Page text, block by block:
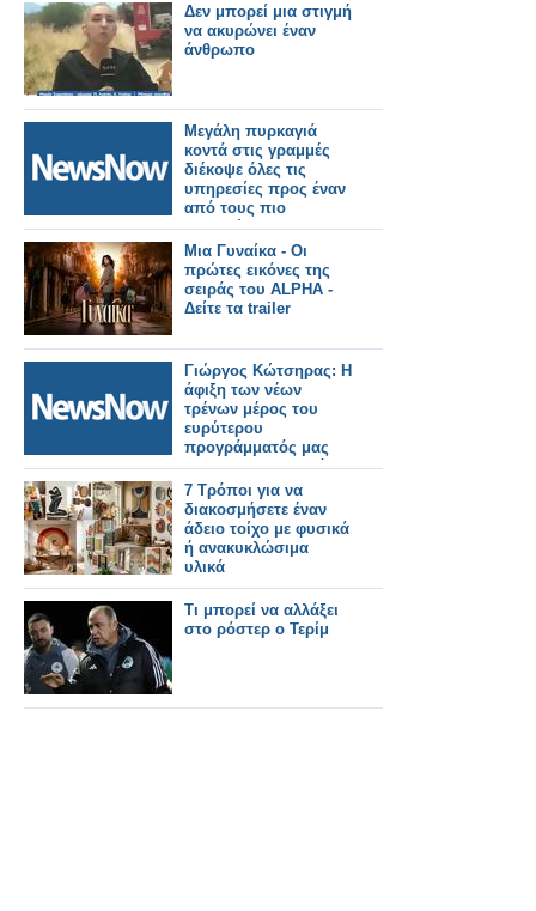
Δεν μπορεί μια στιγμή
να ακυρώνει έναν
άνθρωπο
Μεγάλη πυρκαγιά
κοντά στις γραμμές
διέκοψε όλες τις
υπηρεσίες προς έναν
από τους πιο
πολυσύχναστους
σιδηροδρομικούς
σταθμούς του
Λονδίνου.
Μια Γυναίκα - Οι
πρώτες εικόνες της
σειράς του ALPHA -
Δείτε τα trailer
Γιώργος Κώτσηρας: Η
άφιξη των νέων
τρένων μέρος του
ευρύτερου
προγράμματός μας
για εκσυγχρονισμό
των σιδηροδρομικών
μεταφορών.
7 Τρόποι για να
διακοσμήσετε έναν
άδειο τοίχο με φυσικά
ή ανακυκλώσιμα
υλικά
Τι μπορεί να αλλάξει
στο ρόστερ ο Τερίμ